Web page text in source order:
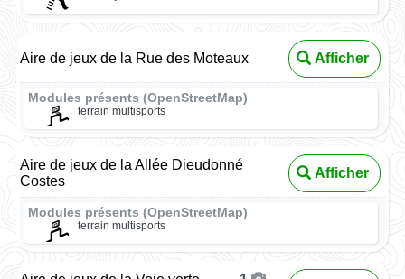
Aire de jeux de la Rue des Moteaux Afficher
Modules présents (OpenStreetMap)
terrain multisports
Aire de jeux de la Allée Dieudonné
Costes
Afficher
Modules présents (OpenStreetMap)
terrain multisports